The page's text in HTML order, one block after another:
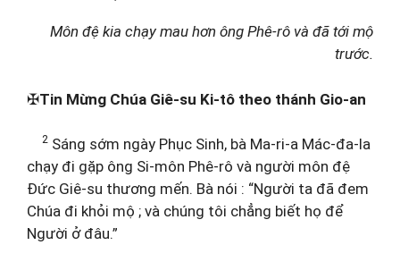
Môn đệ kia chạy mau hơn ông Phê-rô và đã tới mộ
trước.
✠Tin Mừng Chúa Giê-su Ki-tô theo thánh Gio-an
2 Sáng sớm ngày Phục Sinh, bà Ma-ri-a Mác-đa-la
chạy đi gặp ông Si-môn Phê-rô và người môn đệ
Đức Giê-su thương mến. Bà nói : “Người ta đã đem
Chúa đi khỏi mộ ; và chúng tôi chẳng biết họ để
Người ở đâu.”